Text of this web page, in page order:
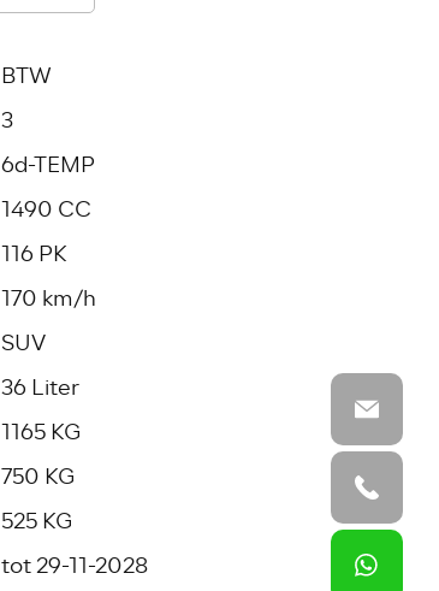
BTW
3
6d-TEMP
1490 CC
116 PK
170 km/h
SUV
36 Liter
1165 KG
750 KG
525 KG
tot 29-11-2028